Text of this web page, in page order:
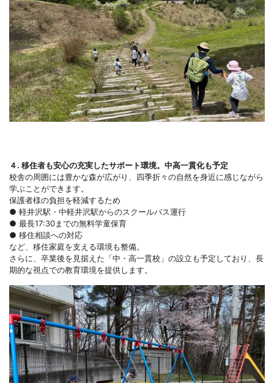
４. 移住者も安心の充実したサポート環境。中高一貫化も予定
校舎の周囲には豊かな森が広がり、四季折々の自然を身近に感じながら
学ぶことができます。
保護者様の負担を軽減するため
● 軽井沢駅・中軽井沢駅からのスクールバス運行
● 最長17:30までの無料学童保育
● 移住相談への対応
など、移住家庭を支える環境も整備。
さらに、卒業後を見据えた「中・高一貫校」の設立も予定しており、長
期的な視点での教育環境を提供します。